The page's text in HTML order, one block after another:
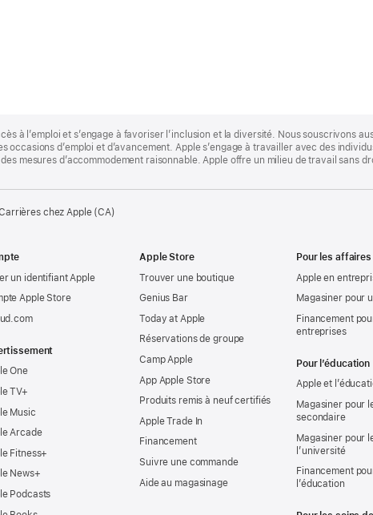
à l’emploi et s’engage à favoriser l’inclusion et la diversité. Nous souscrivons
occasions d’emploi et d’avancement. Apple s’engage à travailler avec des
mesures d’accommodement raisonnable. Apple offre un milieu de travail sans
chez Apple (CA)
un identifiant Apple
Apple Store
One
TV+
Music
Arcade
Fitness+
News+
Podcasts
Apple Store
Trouver une boutique
Genius Bar
Today at Apple
Réservations de groupe
Camp Apple
App Apple Store
Produits remis à neuf certifiés
Apple Trade In
Financement
Suivre une commande
Aide au magasinage
Pour les affaires
Apple en
Magasiner pour
Financement
entreprises
Pour l’éducation
Apple et
Magasiner pour
secondaire
Magasiner pour
l’université
Financement
l’éducation